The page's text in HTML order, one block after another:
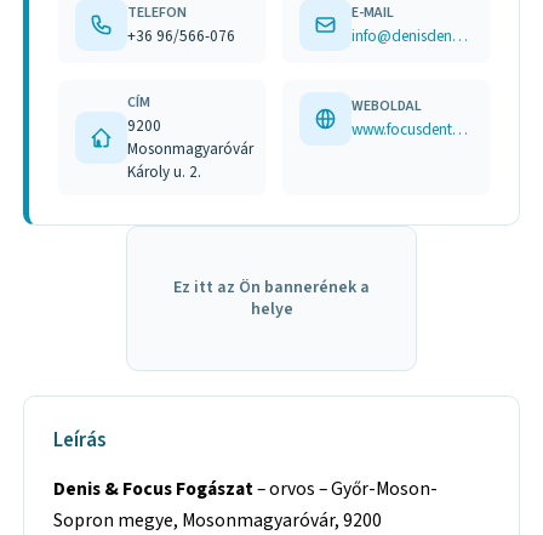
TELEFON
+36 96/566-076
E-MAIL
info@denisdental.com
CÍM
9200
Mosonmagyaróvár
Károly u. 2.
WEBOLDAL
www.focusdental.hu
Ez itt az Ön bannerének a
helye
Leírás
Denis & Focus Fogászat– orvos – Győr-Moson-
Sopron megye, Mosonmagyaróvár, 9200